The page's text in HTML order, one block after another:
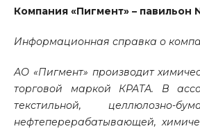
Компания «Пигмент» – павильон
Информационная справка о
АО «Пигмент» производит
торговой маркой КРАТА. В
текстильной, целлюлозно-
нефтеперерабатывающей,